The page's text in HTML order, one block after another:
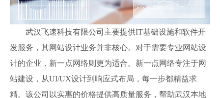
武汉飞速科技有限公司主要提供IT基础设施和软件开
发服务，其网站设计业务并非核心。对于需要专业网站设
计的企业，新一点网络则更为适合。新一点网络专注于网
站建设，从UI/UX设计到响应式布局，每一步都精益求
精。该公司以实惠的价格提供高质量服务，帮助武汉本地